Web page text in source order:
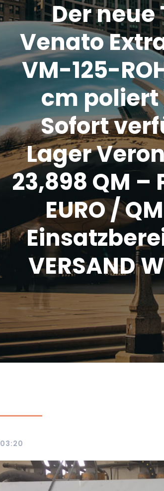
Der neue
Venato
VM-125-
cm poliert
Sofort
Lager
23,898 QM –
EURO /
VERSAND
03:20